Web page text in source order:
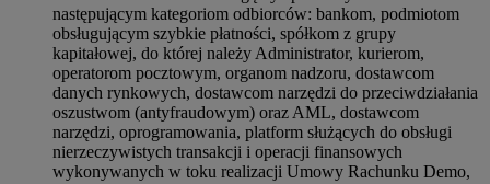
następującym kategoriom odbiorców: bankom, podmiotom
obsługującym szybkie płatności, spółkom z grupy
kapitałowej, do której należy Administrator, kurierom,
operatorom pocztowym, organom nadzoru, dostawcom
danych rynkowych, dostawcom narzędzi do przeciwdziałania
oszustwom (antyfraudowym) oraz AML, dostawcom
narzędzi, oprogramowania, platform służących do obsługi
nierzeczywistych transakcji i operacji finansowych
wykonywanych w toku realizacji Umowy Rachunku Demo,